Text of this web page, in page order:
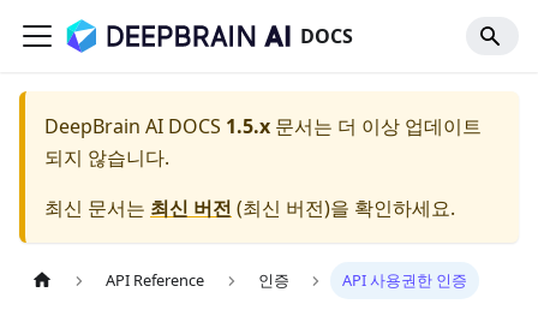
DOCS
DeepBrain AI DOCS 1.5.x 문서는 더 이상 업데이트
되지 않습니다.
최신 문서는 최신 버전 (최신 버전)을 확인하세요.
API Reference 인증 API 사용권한 인증